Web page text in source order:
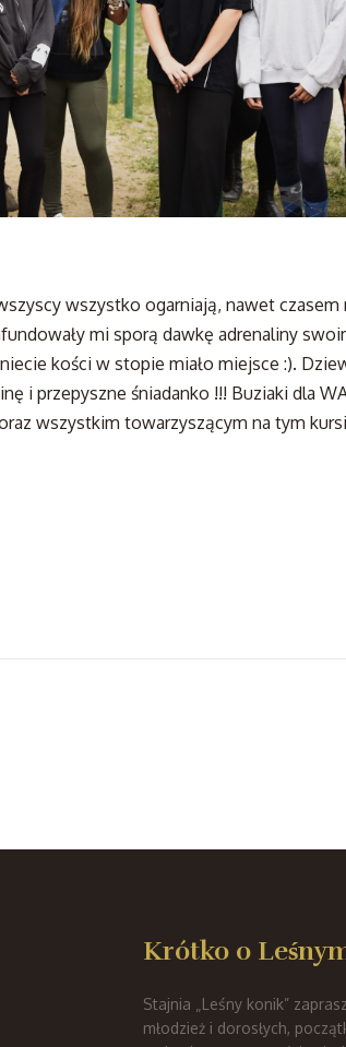
wszystko ogarniają, nawet czasem
mi sporą dawkę adrenaliny
kości w stopie miało miejsce :).
i przepyszne śniadanko !!! Buziaki dla
wszystkim towarzyszącym na tym
Krótko o
Stajnia „Leśny konik”
młodzież i dorosłych,